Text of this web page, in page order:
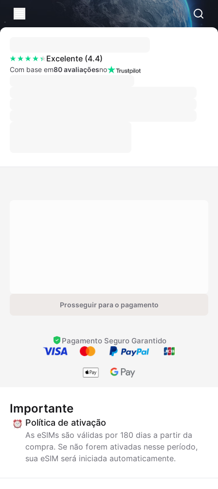
Excelente (4.4)
Com base em80 avaliaçõesno
Prosseguir para o pagamento
Pagamento Seguro Garantido
Importante
Política de ativação
As eSIMs são válidas por 180 dias a partir da
compra. Se não forem ativadas nesse período,
sua eSIM será iniciada automaticamente.